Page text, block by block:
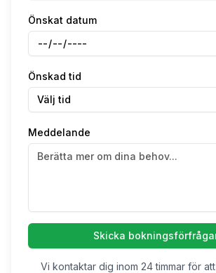
Önskat datum
Önskad tid
Välj tid
Meddelande
Skicka
Vi kontaktar dig inom 24 timmar för